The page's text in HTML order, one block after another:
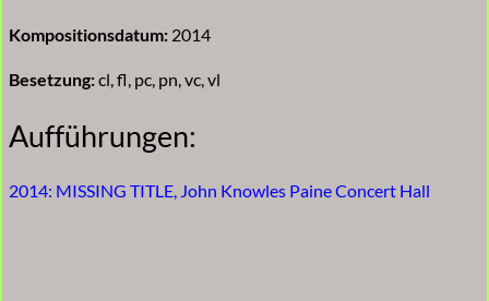
Kompositionsdatum: 2014
Besetzung:cl, fl, pc, pn, vc, vl
Aufführungen:
2014: MISSING TITLE, John Knowles Paine Concert Hall